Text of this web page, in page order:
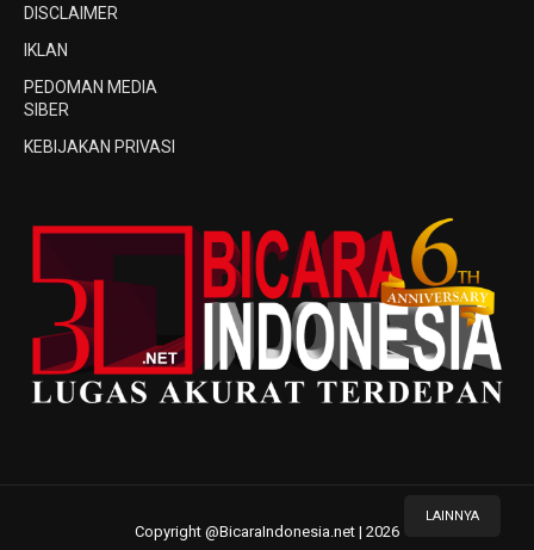
LAINNYA
DISCLAIMER
IKLAN
PEDOMAN MEDIA
SIBER
KEBIJAKAN PRIVASI
Copyright @BicaraIndonesia.net | 2026